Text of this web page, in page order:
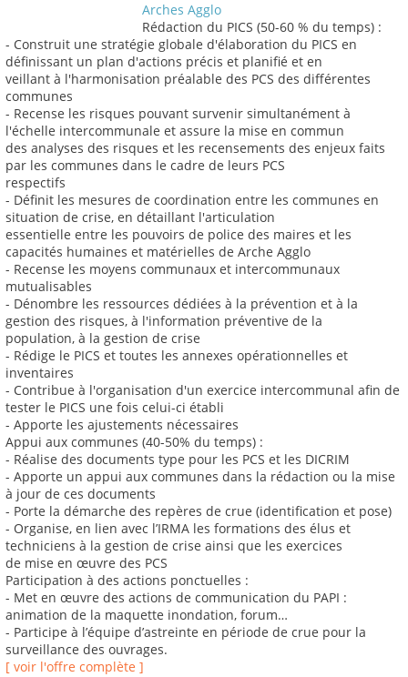
Arches Agglo
Rédaction du PICS (50-60 % du temps) :
- Construit une stratégie globale d'élaboration du PICS en
définissant un plan d'actions précis et planifié et en
veillant à l'harmonisation préalable des PCS des différentes
communes
- Recense les risques pouvant survenir simultanément à
l'échelle intercommunale et assure la mise en commun
des analyses des risques et les recensements des enjeux faits
par les communes dans le cadre de leurs PCS
respectifs
- Définit les mesures de coordination entre les communes en
situation de crise, en détaillant l'articulation
essentielle entre les pouvoirs de police des maires et les
capacités humaines et matérielles de Arche Agglo
- Recense les moyens communaux et intercommunaux
mutualisables
- Dénombre les ressources dédiées à la prévention et à la
gestion des risques, à l'information préventive de la
population, à la gestion de crise
- Rédige le PICS et toutes les annexes opérationnelles et
inventaires
- Contribue à l'organisation d'un exercice intercommunal afin de
tester le PICS une fois celui-ci établi
- Apporte les ajustements nécessaires
Appui aux communes (40-50% du temps) :
- Réalise des documents type pour les PCS et les DICRIM
- Apporte un appui aux communes dans la rédaction ou la mise
à jour de ces documents
- Porte la démarche des repères de crue (identification et pose)
- Organise, en lien avec l’IRMA les formations des élus et
techniciens à la gestion de crise ainsi que les exercices
de mise en œuvre des PCS
Participation à des actions ponctuelles :
- Met en œuvre des actions de communication du PAPI :
animation de la maquette inondation, forum…
- Participe à l’équipe d’astreinte en période de crue pour la
surveillance des ouvrages.
[ voir l'offre complète ]